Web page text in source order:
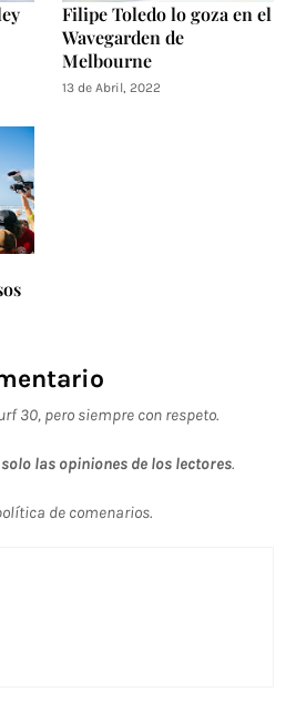
Filipe Toledo lo goza en el
Wavegarden de
Melbourne
13 de Abril, 2022
30, pero siempre con respeto.
las opiniones de los lectores.
de comenarios.